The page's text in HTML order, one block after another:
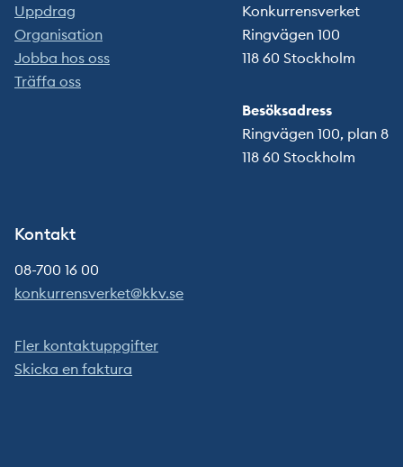
Uppdrag
Organisation
Jobba hos oss
Träffa oss
Konkurrensverket
Ringvägen 100
118 60 Stockholm
Besöksadress
Ringvägen 100, plan 8
118 60 Stockholm
Kontakt
08-700 16 00
konkurrensverket@kkv.se
Fler kontaktuppgifter
Skicka en faktura